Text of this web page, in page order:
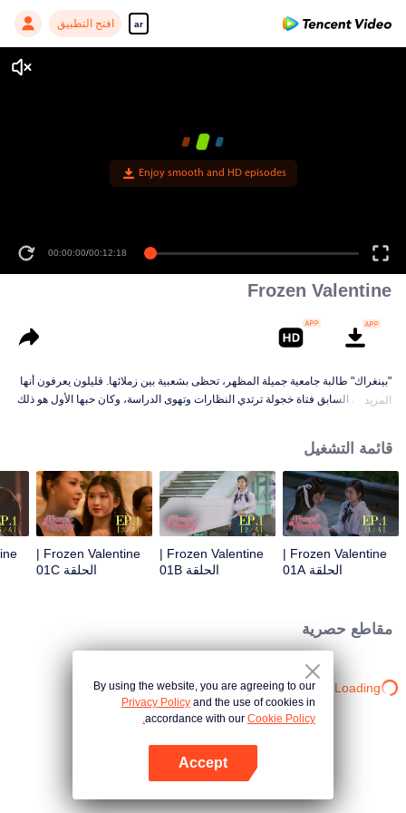
ar افتح التطبيق
Enjoy smooth and HD episodes
00:00:00/00:12:18
Frozen Valentine
"بينغراك" طالبة جامعية جميلة المظهر، تحظى بشعبية بين زملائها. قليلون يعرفون أنها
كانت في السابق فتاة خجولة ترتدي النظارات وتهوى الدراسة، وكان حبها الأول هو ذلك
هي نفسها تلك الطفلة التي كانت ترتدي النظارات وتتبعها في كل مكان. فماذا سيكون
رأيها لو علمت أن هذه الفتاة كانت معجوبة بها بشدة في الماضي؟
المزيد
قائمة التشغيل
Frozen Valentine |
الحلقة 01A
Frozen Valentine |
الحلقة 01B
Frozen Valentine |
الحلقة 01C
مقاطع حصرية
Loading…
By using the website, you are agreeing to our
Privacy Policy and the use of cookies in
accordance with our Cookie Policy.
Accept